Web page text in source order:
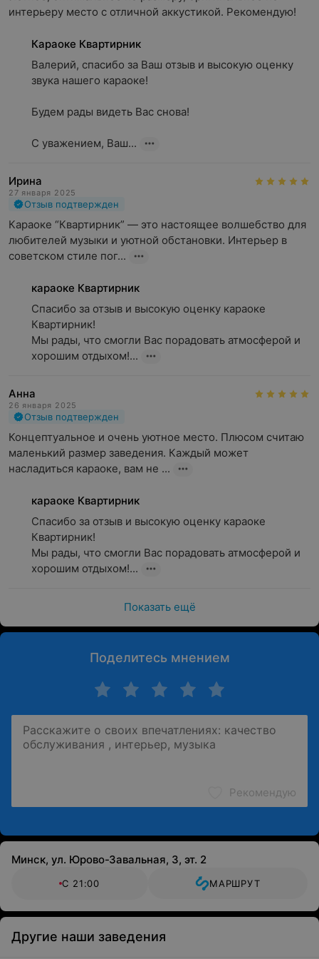
элементами: торшеры, старинные кресла, лампы и
даже граммофон напоминают о времени, когда люди
собирались в гости ради искреннего общения.
По пятницам и субботам у входа гостей встречает
«хозяин квартиры» – актер в образе ворчливого, но
юмора.
«Квартирник» славится своей уютной атмосферой и
тщательно продуманной концепцией. Каждая деталь
Это место идеально подходит для тех, кто ценит
комфорт, вкусную еду и атмосферный досуг.
интерьеру место с отличной аккустикой. Рекомендую!
Караоке Квартирник
Валерий, спасибо за Ваш отзыв и высокую оценку
звука нашего караоке!
Будем рады видеть Вас снова!
С уважением, Ваш...
Ирина
27 января 2025
Отзыв подтвержден
Караоке “Квартирник” — это настоящее волшебство для
любителей музыки и уютной обстановки. Интерьер в
советском стиле пог...
караоке Квартирник
Спасибо за отзыв и высокую оценку караоке
Квартирник!
Мы рады, что смогли Вас порадовать атмосферой и
хорошим отдыхом!...
Анна
26 января 2025
Отзыв подтвержден
Концептуальное и очень уютное место. Плюсом считаю
маленький размер заведения. Каждый может
насладиться караоке, вам не ...
караоке Квартирник
Спасибо за отзыв и высокую оценку караоке
Квартирник!
Мы рады, что смогли Вас порадовать атмосферой и
хорошим отдыхом!...
Показать ещё
Поделитесь мнением
Рекомендую
Минск, ул. Юрово-Завальная, 3, эт. 2
С 21:00 МАРШРУТ
Другие наши заведения